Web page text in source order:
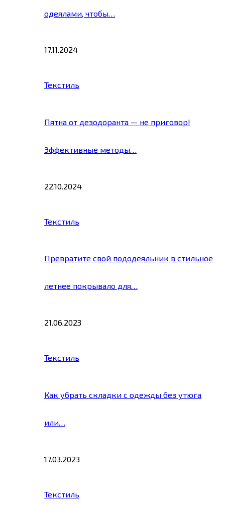
одеялами, чтобы…
17.11.2024
Текстиль
Пятна от дезодоранта — не приговор!
Эффективные методы…
22.10.2024
Текстиль
Превратите свой пододеяльник в стильное
летнее покрывало для…
21.06.2023
Текстиль
Как убрать складки с одежды без утюга
или…
17.03.2023
Текстиль